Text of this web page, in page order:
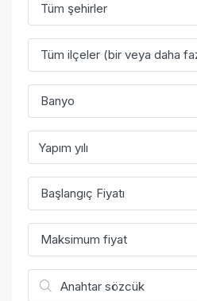
Tüm şehirler
Tüm ilçeler (bir veya daha
Banyo
Başlangıç Fiyatı
Maksimum fiyat